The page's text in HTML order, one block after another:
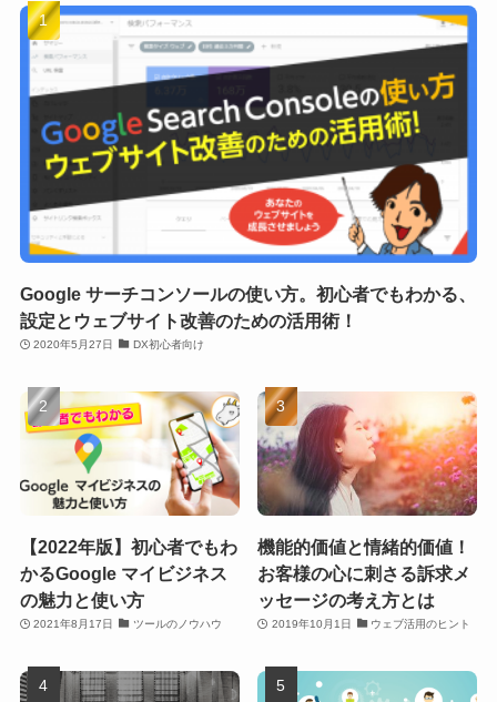
Google サーチコンソールの使い方。初心者でもわかる、
設定とウェブサイト改善のための活用術！
2020年5月27日 DX初心者向け
【2022年版】初心者でもわ
かるGoogle マイビジネス
の魅力と使い方
2021年8月17日 ツールのノウハウ
機能的価値と情緒的価値！
お客様の心に刺さる訴求メ
ッセージの考え方とは
2019年10月1日 ウェブ活用のヒント